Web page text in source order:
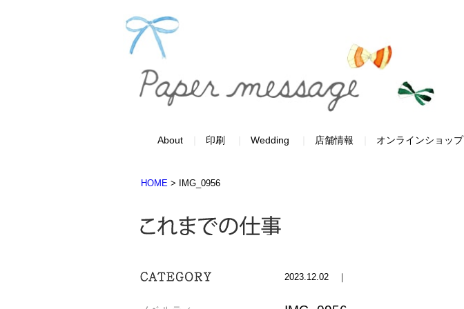
About 印刷 Wedding 店舗情報 オンラインショップ
HOME > IMG_0956
2023.12.02 ｜